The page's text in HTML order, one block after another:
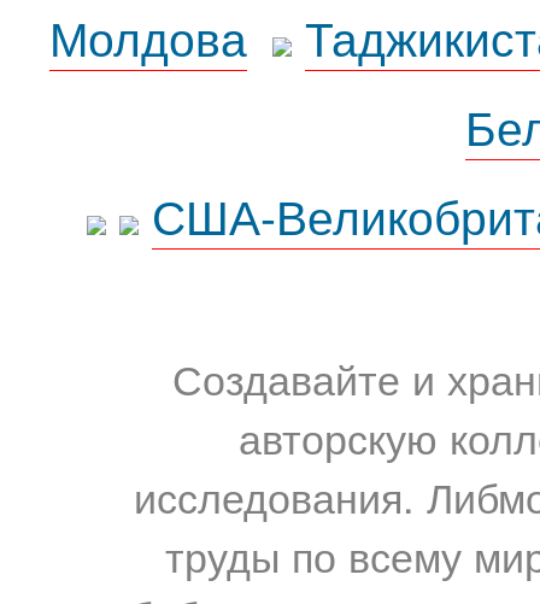
Молдова
США-
Создавайте и
авторскую
исследования.
труды по всему